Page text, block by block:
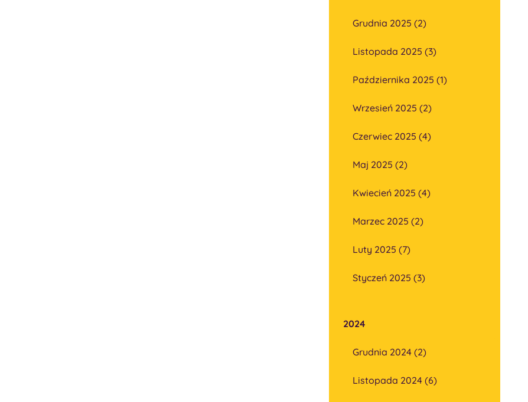
Grudnia 2025 (2)
Listopada 2025 (3)
Października 2025 (1)
Wrzesień 2025 (2)
Czerwiec 2025 (4)
Maj 2025 (2)
Kwiecień 2025 (4)
Marzec 2025 (2)
Luty 2025 (7)
Styczeń 2025 (3)
2024
Grudnia 2024 (2)
Listopada 2024 (6)